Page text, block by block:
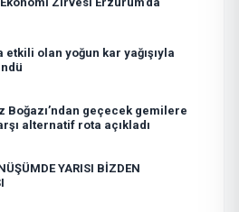
etkili olan yoğun kar yağışıyla
Boğazı’ndan geçecek gemilere
alternatif rota açıkladı
YARISI BİZDEN